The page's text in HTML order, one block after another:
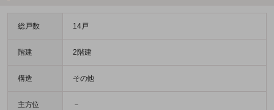
総戸数 14戸
階建 2階建
構造 その他
主方位 －